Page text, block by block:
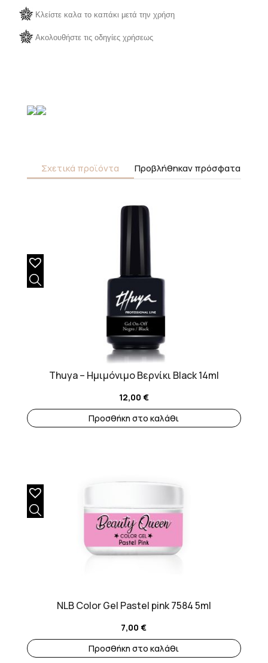
Κλείστε καλα το καπάκι μετά την χρήση
Ακολουθήστε τις οδηγίες χρήσεως
Σχετικά προϊόντα Προβλήθηκαν πρόσφατα
Thuya – Ημιμόνιμο Βερνίκι Black 14ml
12,00 €
Προσθήκη στο καλάθι
NLB Color Gel Pastel pink 7584 5ml
7,00€
Προσθήκη στο καλάθι